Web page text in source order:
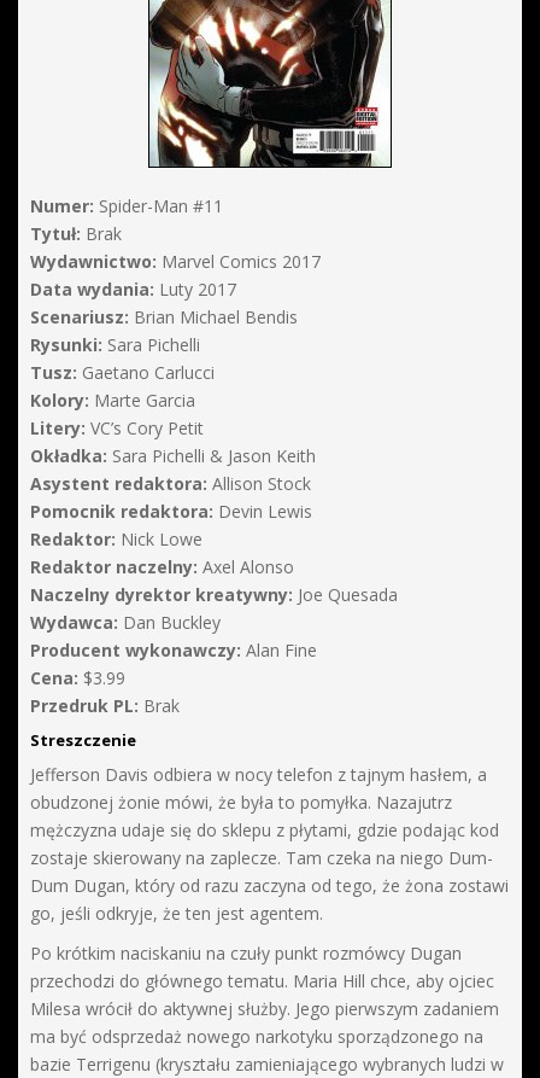
Numer: Spider-Man #11
Tytuł: Brak
Wydawnictwo: Marvel Comics 2017
Data wydania: Luty 2017
Scenariusz: Brian Michael Bendis
Rysunki: Sara Pichelli
Tusz: Gaetano Carlucci
Kolory: Marte Garcia
Litery: VC’s Cory Petit
Okładka: Sara Pichelli & Jason Keith
Asystent redaktora: Allison Stock
Pomocnik redaktora: Devin Lewis
Redaktor: Nick Lowe
Redaktor naczelny: Axel Alonso
Naczelny dyrektor kreatywny: Joe Quesada
Wydawca: Dan Buckley
Producent wykonawczy: Alan Fine
Cena: $3.99
Przedruk PL: Brak
Streszczenie
Jefferson Davis odbiera w nocy telefon z tajnym hasłem, a
obudzonej żonie mówi, że była to pomyłka. Nazajutrz
mężczyzna udaje się do sklepu z płytami, gdzie podając kod
zostaje skierowany na zaplecze. Tam czeka na niego Dum-
Dum Dugan, który od razu zaczyna od tego, że żona zostawi
go, jeśli odkryje, że ten jest agentem.
Po krótkim naciskaniu na czuły punkt rozmówcy Dugan
przechodzi do głównego tematu. Maria Hill chce, aby ojciec
Milesa wrócił do aktywnej służby. Jego pierwszym zadaniem
ma być odsprzedaż nowego narkotyku sporządzonego na
bazie Terrigenu (kryształu zamieniającego wybranych ludzi w